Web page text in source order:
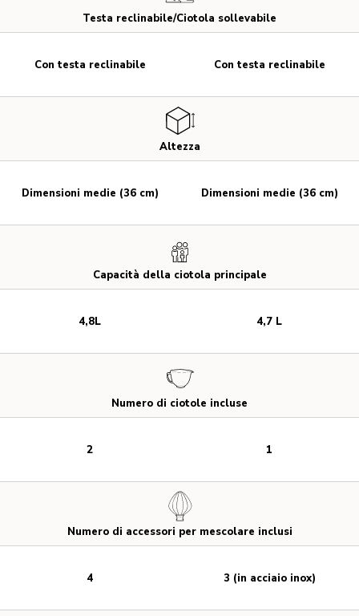
Testa reclinabile/Ciotola sollevabile
Altezza
Capacità della ciotola principale
Numero di ciotole incluse
Numero di accessori per mescolare inclusi
Con testa reclinabile
Dimensioni medie (36 cm)
4,8L
2
4
Con testa reclinabile
Dimensioni medie (36 cm)
4,7 L
1
3 (in acciaio inox)